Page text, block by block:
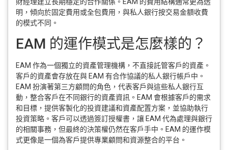
明，傾向於固定費用或全包費用，與私人銀行按交易金額收費
的模式不同。
EAM 的運作模式是怎麼樣的？
EAM 作為一個獨立的資產管理機構，不直接託管客戶的資產。
客戶的資產會存放在與 EAM 有合作協議的私人銀行帳戶中。
EAM 扮演著第三方顧問的角色，代表客戶與這些私人銀行互
動，整合客戶在不同銀行的資產資訊。EAM 會根據客戶的需求
和目標，提供客製化的投資建議和資產配置方案，並協助執行
投資策略。客戶可以透過簽訂授權書，讓 EAM 代為處理與銀行
的相關事務，但最終的決策權仍然在客戶手中。EAM 的運作模
式更像是一個為客戶提供專業顧問和資源整合的平台。